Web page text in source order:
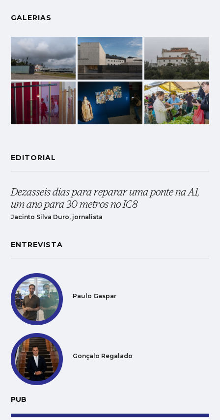
GALERIAS
EDITORIAL
Dezasseis dias para reparar uma ponte na A1,
um ano para 30 metros no IC8
Jacinto Silva Duro, jornalista
ENTREVISTA
Paulo Gaspar
Gonçalo Regalado
PUB